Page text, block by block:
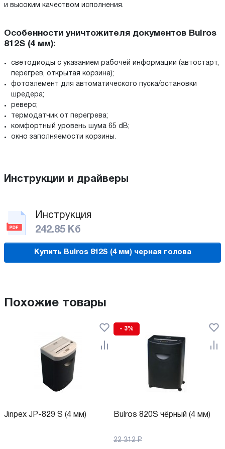
и высоким качеством исполнения.
Особенности уничтожителя документов Bulros
812S (4 мм):
светодиоды с указанием рабочей информации (автостарт,
перегрев, открытая корзина);
фотоэлемент для автоматического пуска/остановки
шредера;
реверс;
термодатчик от перегрева;
комфортный уровень шума 65 dB;
окно заполняемости корзины.
Инструкции и драйверы
Инструкция
242.85 Кб
Купить Bulros 812S (4 мм) черная голова
Похожие товары
Jinpex JP-829 S (4 мм)
- 3%
Bulros 820S чёрный (4 мм)
22 312 Р